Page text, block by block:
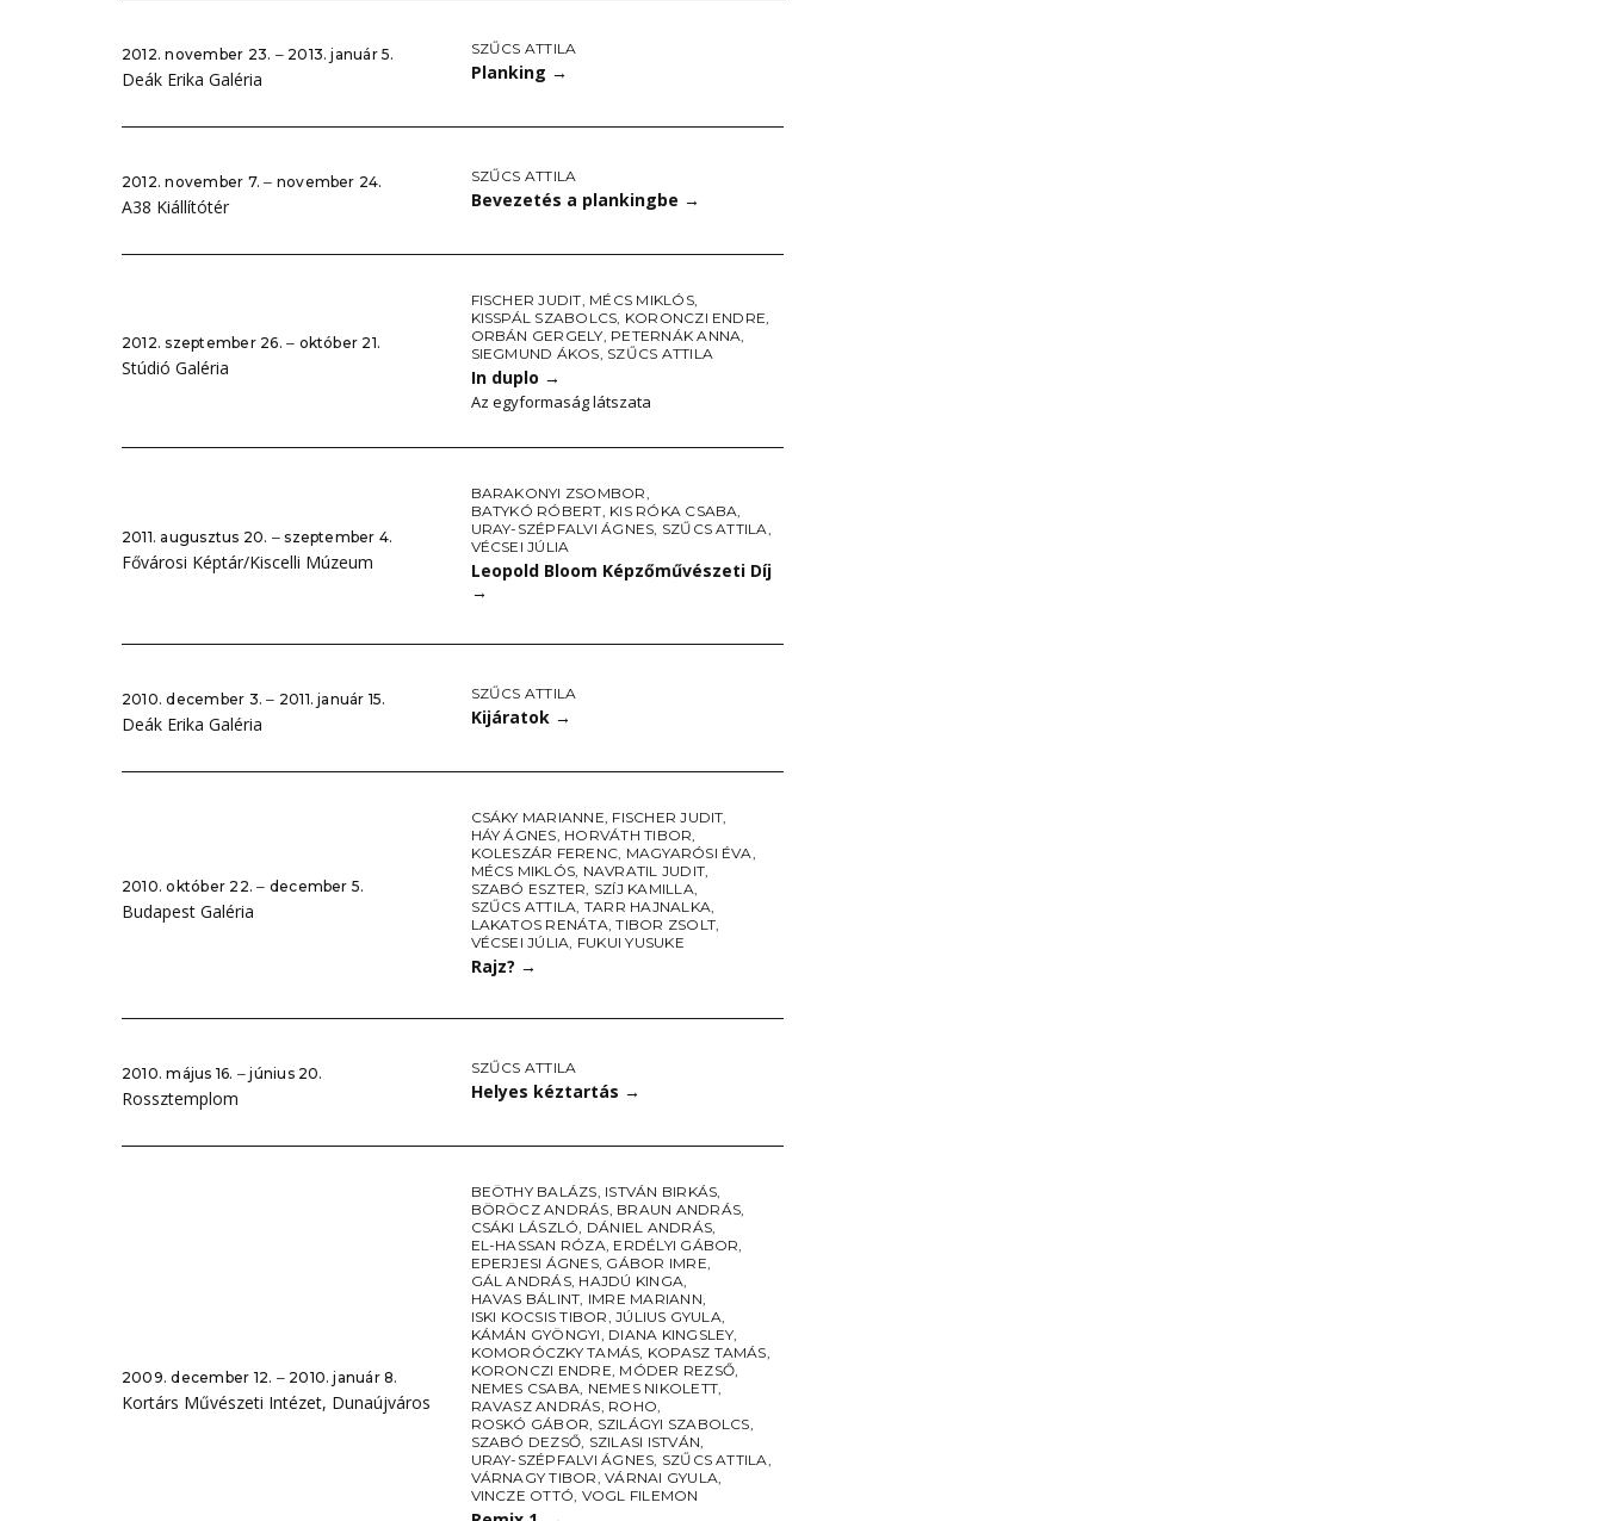
2012. november 23. ‒ 2013. január 5.
Deák Erika Galéria
SZŰCS ATTILA
Planking →
2012. november 7. ‒ november 24.
A38 Kiállítótér
SZŰCS ATTILA
Bevezetés a plankingbe →
2012. szeptember 26. ‒ október 21.
Stúdió Galéria
FISCHER JUDIT, MÉCS MIKLÓS,
KISSPÁL SZABOLCS, KORONCZI ENDRE,
ORBÁN GERGELY, PETERNÁK ANNA,
SIEGMUND ÁKOS, SZŰCS ATTILA
In duplo →
Az egyformaság látszata
2011. augusztus 20. ‒ szeptember 4.
Fővárosi Képtár/Kiscelli Múzeum
BARAKONYI ZSOMBOR,
BATYKÓ RÓBERT, KIS RÓKA CSABA,
URAY-SZÉPFALVI ÁGNES, SZŰCS ATTILA,
VÉCSEI JÚLIA
Leopold Bloom Képzőművészeti Díj
→
2010. december 3. ‒ 2011. január 15.
Deák Erika Galéria
SZŰCS ATTILA
Kijáratok →
2010. október 22. ‒ december 5.
Budapest Galéria
CSÁKY MARIANNE, FISCHER JUDIT,
HÁY ÁGNES, HORVÁTH TIBOR,
KOLESZÁR FERENC, MAGYARÓSI ÉVA,
MÉCS MIKLÓS, NAVRATIL JUDIT,
SZABÓ ESZTER, SZÍJ KAMILLA,
SZŰCS ATTILA, TARR HAJNALKA,
LAKATOS RENÁTA,TIBOR ZSOLT,
VÉCSEI JÚLIA, FUKUI YUSUKE
Rajz? →
2010. május 16. ‒ június 20.
Rossztemplom
SZŰCS ATTILA
Helyes kéztartás →
2009. december 12. ‒ 2010. január 8.
Kortárs Művészeti Intézet, Dunaújváros
BEÖTHY BALÁZS, ISTVÁN BIRKÁS,
BÖRÖCZ ANDRÁS, BRAUN ANDRÁS,
CSÁKI LÁSZLÓ, DÁNIEL ANDRÁS,
EL-HASSAN RÓZA, ERDÉLYI GÁBOR,
EPERJESI ÁGNES, GÁBOR IMRE,
GÁL ANDRÁS, HAJDÚ KINGA,
HAVAS BÁLINT, IMRE MARIANN,
ISKI KOCSIS TIBOR,JÚLIUS GYULA,
KÁMÁN GYÖNGYI, DIANA KINGSLEY,
KOMORÓCZKY TAMÁS, KOPASZ TAMÁS,
KORONCZI ENDRE, MÓDER REZSŐ,
NEMES CSABA, NEMES NIKOLETT,
RAVASZ ANDRÁS, ROHO,
ROSKÓ GÁBOR, SZILÁGYI SZABOLCS,
SZABÓ DEZSŐ, SZILASI ISTVÁN,
URAY-SZÉPFALVI ÁGNES, SZŰCS ATTILA,
VÁRNAGY TIBOR,VÁRNAI GYULA,
VINCZE OTTÓ, VOGL FILEMON